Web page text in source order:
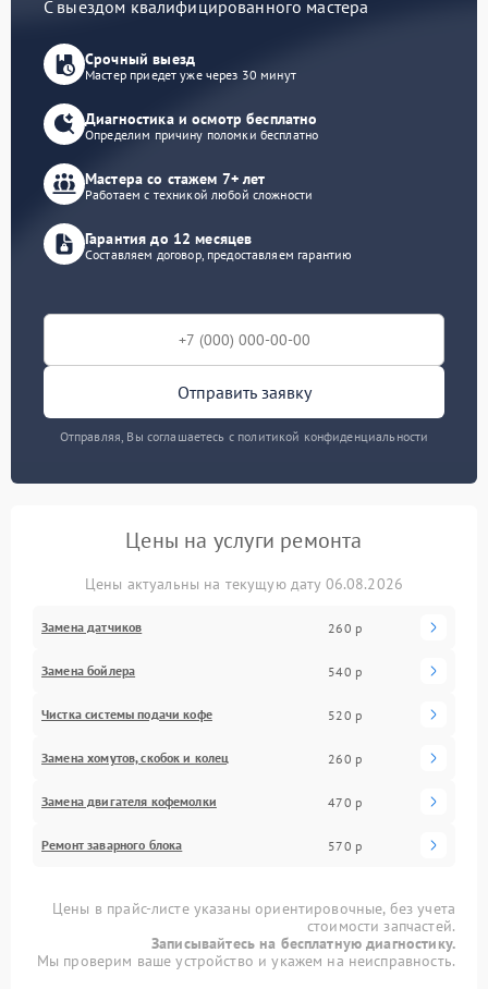
С выездом квалифицированного мастера
Срочный выезд
Мастер приедет уже через 30 минут
Диагностика и осмотр бесплатно
Определим причину поломки бесплатно
Мастера со стажем 7+ лет
Работаем с техникой любой сложности
Гарантия до 12 месяцев
Составляем договор, предоставляем гарантию
Отправить заявку
Отправляя, Вы соглашаетесь с политикой конфиденциальности
Цены на услуги ремонта
Цены актуальны на текущую дату 06.08.2026
Замена датчиков 260 р
Замена бойлера 540 р
Чистка системы подачи кофе 520 р
Замена хомутов, скобок и колец 260 р
Замена двигателя кофемолки 470 р
Ремонт заварного блока 570 р
Цены в прайс-листе указаны ориентировочные, без учета
стоимости запчастей.
Записывайтесь на бесплатную диагностику.
Мы проверим ваше устройство и укажем на неисправность.